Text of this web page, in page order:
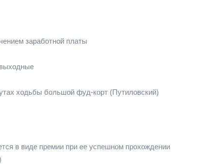
заработной платы
ходьбы большой фуд-корт (Путиловский)
в виде премии при ее успешном прохождении